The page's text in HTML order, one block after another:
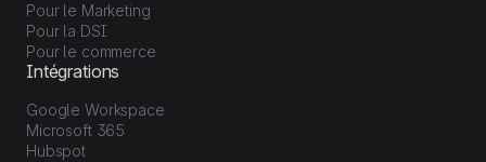
Pour le Marketing
Pour la DSI
Pour le commerce
Intégrations
Google Workspace
Microsoft 365
Hubspot